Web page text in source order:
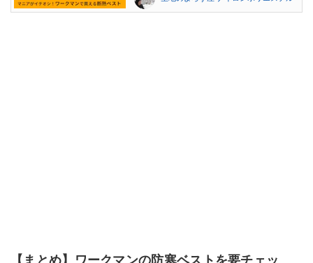
【まとめ】ワークマンの防寒ベストを要チェッ